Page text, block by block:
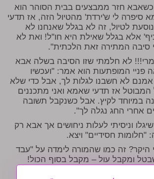
חזר ממבצעים בבית הסוהר הוא
סיפרה לי ש'ירדת' מהטיול הזה, אז תדעי
לטיול, זה לא בגלל שאנחנו לא
אלא בגלל שאילת היא חו"ל! ואת לא
סיבה המתירה זאת הלכתית".
לא חלמתי שזו הסיבה בשלה אבא
המופתעות הוא אמר: "ועכשיו
לא חשבנו לגלות לך, אבל כדי שלא
המבוטל אז תדעי שאמא ואני מתכננים
במיוחד לקיץ. אבל כשנקבל תשובה
אחרי החג נגלה לך".
וניסיתי לעלות ניחושים אך אבא רק
"חלומות חסידיים" ויצא.
היקר? זה כמו שהמורה לימדה על "עבד
ומקבל עול – מקבל בסוף הכול!
אחרי החג מה ההפתעה.